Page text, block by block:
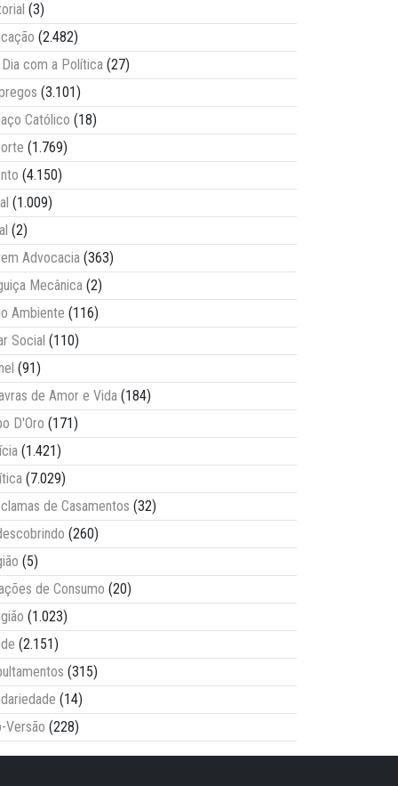
(3)
(2.482)
Dia com a Política (27)
(3.101)
Católico (18)
(1.769)
(4.150)
(1.009)
(2)
Advocacia (363)
Mecânica (2)
Ambiente (116)
Social (110)
(91)
de Amor e Vida (184)
D'Oro (171)
(1.421)
(7.029)
de Casamentos (32)
(260)
(5)
de Consumo (20)
(1.023)
(2.151)
(315)
(14)
Versão (228)